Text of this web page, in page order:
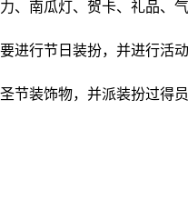
、南瓜灯、贺卡、礼品、
进行节日装扮，并进行活
节装饰物，并派装扮过得